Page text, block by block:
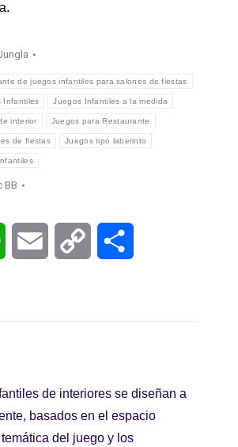
de juegos infantiles para salones de fiestas
Infantiles Juegos Infantiles a la medida
interior Juegos para Restaurante
de fiestas Juegos tipo laberinto
BB
WhatsAppEmail Copy
de interiores se diseñan a
basados en el espacio
del juego y los